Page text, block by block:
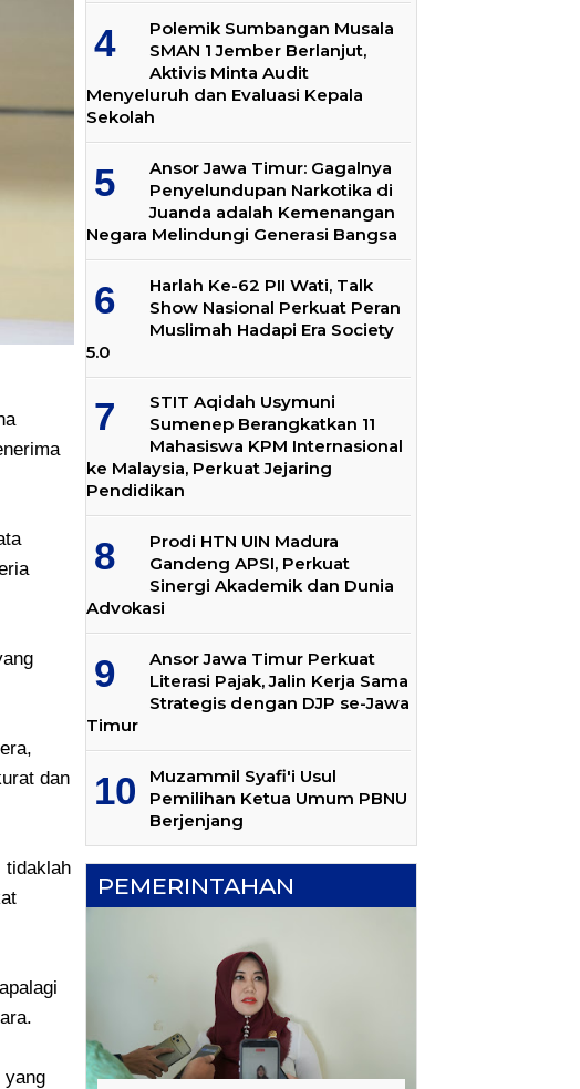
dan
tidaklah
yang
Polemik Sumbangan Musala
SMAN 1 Jember Berlanjut,
Aktivis Minta Audit
Menyeluruh dan Evaluasi Kepala
Sekolah
Ansor Jawa Timur: Gagalnya
Penyelundupan Narkotika di
Juanda adalah Kemenangan
Negara Melindungi Generasi Bangsa
Harlah Ke-62 PII Wati, Talk
Show Nasional Perkuat Peran
Muslimah Hadapi Era Society
5.0
STIT Aqidah Usymuni
Sumenep Berangkatkan 11
Mahasiswa KPM Internasional
ke Malaysia, Perkuat Jejaring
Pendidikan
Prodi HTN UIN Madura
Gandeng APSI, Perkuat
Sinergi Akademik dan Dunia
Advokasi
Ansor Jawa Timur Perkuat
Literasi Pajak, Jalin Kerja Sama
Strategis dengan DJP se-Jawa
Timur
Muzammil Syafi'i Usul
Pemilihan Ketua Umum PBNU
Berjenjang
PEMERINTAHAN